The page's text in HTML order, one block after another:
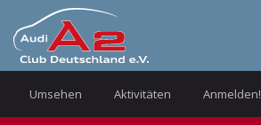
Umsehen Aktivitäten Anmelden!